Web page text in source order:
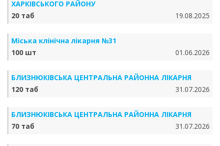
ХАРКІВСЬКОГО РАЙОНУ
20 таб
19.08.2025
Міська клінічна лікарня №31
100 шт
01.06.2026
БЛИЗНЮКІВСЬКА ЦЕНТРАЛЬНА РАЙОННА ЛІКАРНЯ
120 таб
31.07.2026
БЛИЗНЮКІВСЬКА ЦЕНТРАЛЬНА РАЙОННА ЛІКАРНЯ
70 таб
31.07.2026